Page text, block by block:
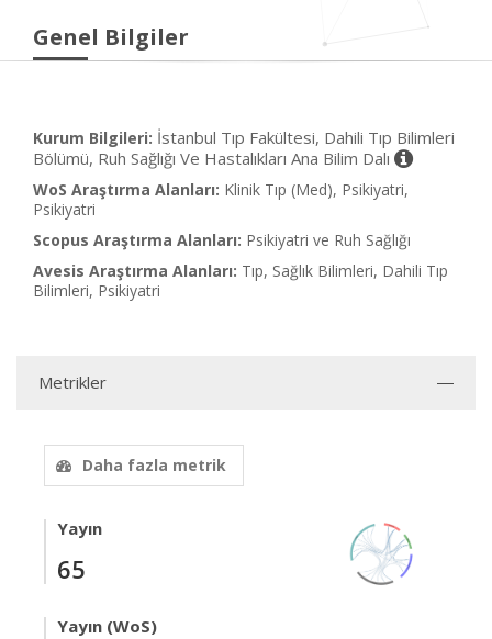
Genel Bilgiler
Kurum Bilgileri: İstanbul Tıp Fakültesi, Dahili Tıp Bilimleri
Bölümü, Ruh Sağlığı Ve Hastalıkları Ana Bilim Dalı
WoS Araştırma Alanları: Klinik Tıp (Med), Psikiyatri,
Psikiyatri
Scopus Araştırma Alanları: Psikiyatri ve Ruh Sağlığı
Avesis Araştırma Alanları: Tıp, Sağlık Bilimleri, Dahili Tıp
Bilimleri, Psikiyatri
Metrikler
Daha fazla metrik
Yayın
65
Yayın (WoS)